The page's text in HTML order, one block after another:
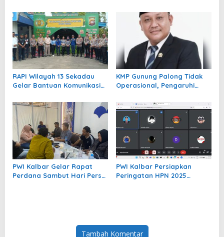
HUT ke-25 dengan Bakti
Sosial di Gereja Agung
ke Sanggau
RAPI Wilayah 13 Sekadau
Gelar Bantuan Komunikasi
Ketupat Kapuas 2025
KMP Gunung Palong Tidak
Operasional, Pengaruhi
Transportasi 3 Kecamatan
Belitang
PWI Kalbar Gelar Rapat
Perdana Sambut Hari Pers
PWI Kalbar Persiapkan
Peringatan HPN 2025
Tambah Komentar